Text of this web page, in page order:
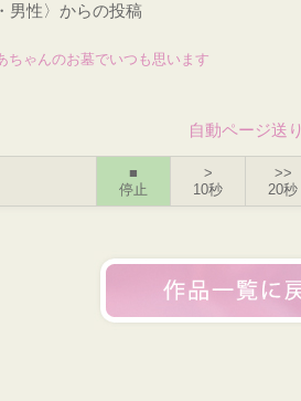
男性〉からの投稿
ちゃんのお墓でいつも思います
自動ページ送り
■
停止
>
10秒
>>
20秒